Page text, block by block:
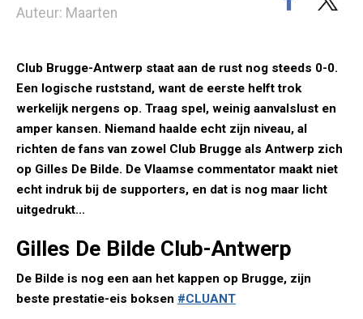
Auteur: Maarten
Club Brugge-Antwerp staat aan de rust nog steeds 0-0.
Een logische ruststand, want de eerste helft trok
werkelijk nergens op. Traag spel, weinig aanvalslust en
amper kansen. Niemand haalde echt zijn niveau, al
richten de fans van zowel Club Brugge als Antwerp zich
op Gilles De Bilde. De Vlaamse commentator maakt niet
echt indruk bij de supporters, en dat is nog maar licht
uitgedrukt...
Gilles De Bilde Club-Antwerp
De Bilde is nog een aan het kappen op Brugge, zijn
beste prestatie-eis boksen #CLUANT